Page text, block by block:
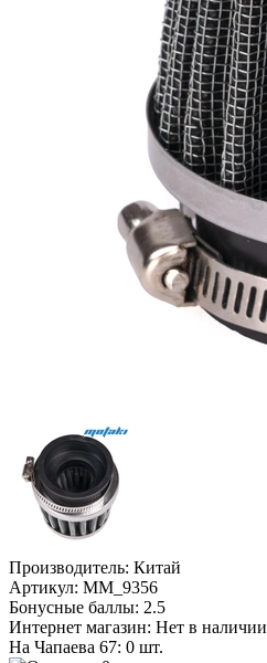
Производитель: Китай
Артикул: MM_9356
Бонусные баллы: 2.5
Интернет магазин: Нет в наличии
На Чапаева 67: 0 шт.